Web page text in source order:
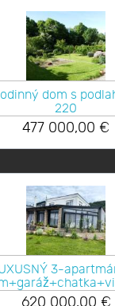
dom s
220
477 000,00 €
3-
620 000,00 €